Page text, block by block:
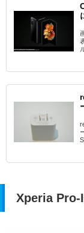
Xperia Pro-